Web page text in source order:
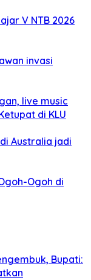
V NTB 2026
invasi
live music
di KLU
Australia jadi
Ogoh di
Bupati: